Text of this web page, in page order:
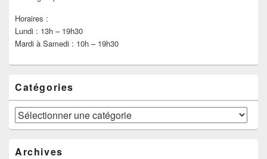
Horaires :
Lundi : 13h – 19h30
Mardi à Samedi : 10h – 19h30
Catégories
Catégories
Archives